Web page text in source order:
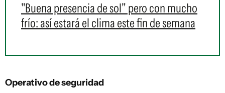
"Buena presencia de sol" pero con mucho
frío: así estará el clima este fin de semana
Operativo de seguridad